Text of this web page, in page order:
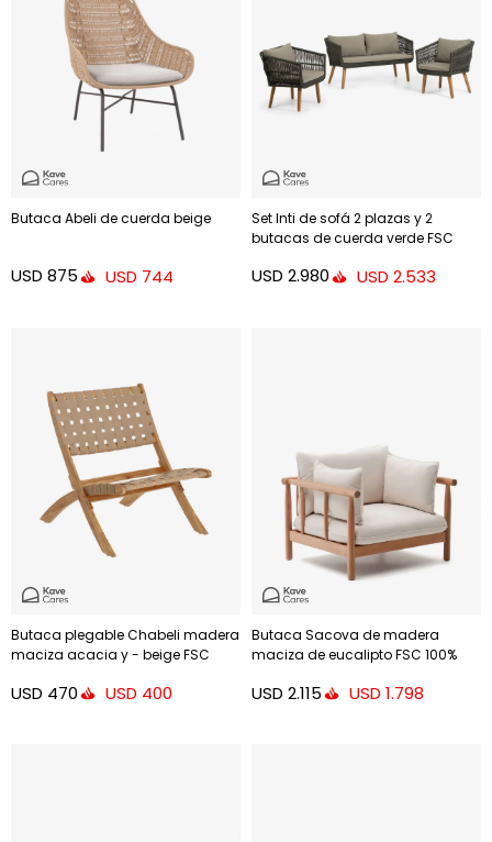
Butaca Abeli de cuerda beige
USD 875 USD 744
Set Inti de sofá 2 plazas y 2
butacas de cuerda verde FSC
USD 2.980 USD 2.533
Butaca plegable Chabeli madera
maciza acacia y - beige FSC
USD 470 USD 400
Butaca Sacova de madera
maciza de eucalipto FSC 100%
USD 2.115 USD 1.798